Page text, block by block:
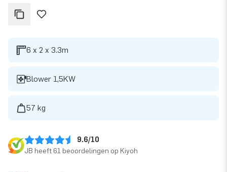
6 x 2 x 3.3m
Blower 1,5KW
57 kg
9.6/10
JB heeft 61 beoordelingen op Kiyoh